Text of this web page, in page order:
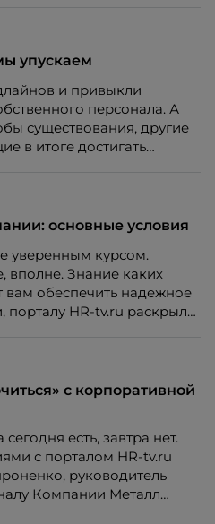
экономикой,
вами.
технологий РЭУ им.
упускаем
и привыкли
персонала. А
существования, другие
в итоге достигать
ключевого
и бизнес-
основные условия
уверенным курсом.
вполне. Знание каких
обеспечить надежное
HR-tv.ru раскрыла
с корпоративной
есть, завтра нет.
с порталом HR-tv.ru
руководитель
Компании Металл